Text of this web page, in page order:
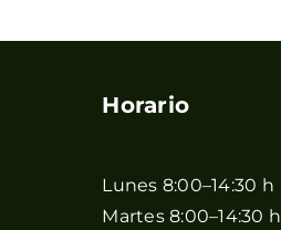
Horario
Lunes 8:00–14:30 h
Martes 8:00–14:30 h